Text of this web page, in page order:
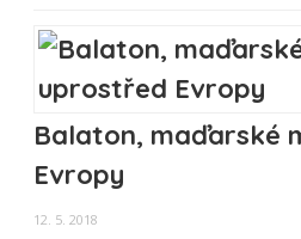
Balaton, maďarské
Evropy
12. 5. 2018